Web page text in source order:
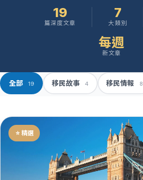
19
篇深度文章
7
大類別
每週
新文章
全部 19 移民故事 4 移民情報 8
⭐ 精選